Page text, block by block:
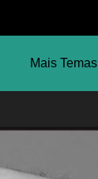
Mais Temas